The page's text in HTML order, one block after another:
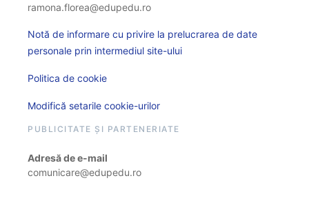
ramona.florea@edupedu.ro
Notă de informare cu privire la prelucrarea de date
personale prin intermediul site-ului
Politica de cookie
Modifică setarile cookie-urilor
PUBLICITATE ȘI PARTENERIATE
Adresă de e-mail
comunicare@edupedu.ro